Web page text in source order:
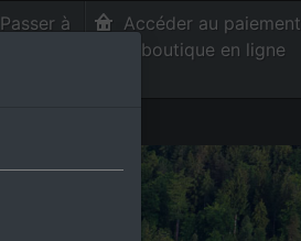
Passer à
Accéder au paiement
de la boutique en ligne